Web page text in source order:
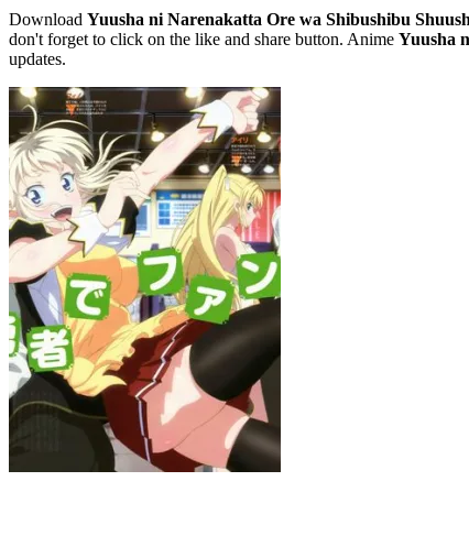
Download Yuusha ni Narenakatta Ore wa Shibushibu
don't forget to click on the like and share button. Anime Yuusha
updates.